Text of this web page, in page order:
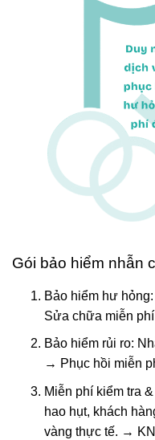
Gói bảo hiểm nhẫn
Bảo hiểm hư
Sửa chữa miễn
Bảo hiểm rủi ro:
→ Phục hồi miễn
Miễn phí kiểm tra
hao hụt, khách
vàng thực tế. →